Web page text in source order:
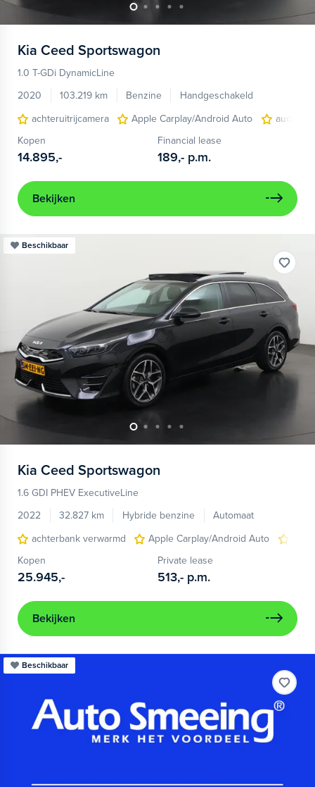
Kia Ceed Sportswagon
1.0 T-GDi DynamicLine
2020
103.219 km Benzine
Handgeschakeld
achteruitrijcamera
Apple Carplay/Android Auto
audio-
Kopen
14.895,-
Financial lease
189,- p.m.
Bekijken
Beschikbaar
Kia Ceed Sportswagon
1.6 GDI PHEV ExecutiveLine
2022
32.827 km Hybride benzine
Automaat
achterbank verwarmd
Apple Carplay/Android Auto
Kopen
25.945,-
Private lease
513,- p.m.
Bekijken
Beschikbaar